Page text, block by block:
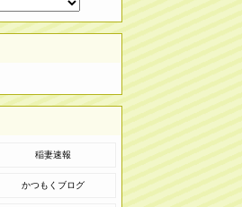
稲妻速報
かつもくブログ